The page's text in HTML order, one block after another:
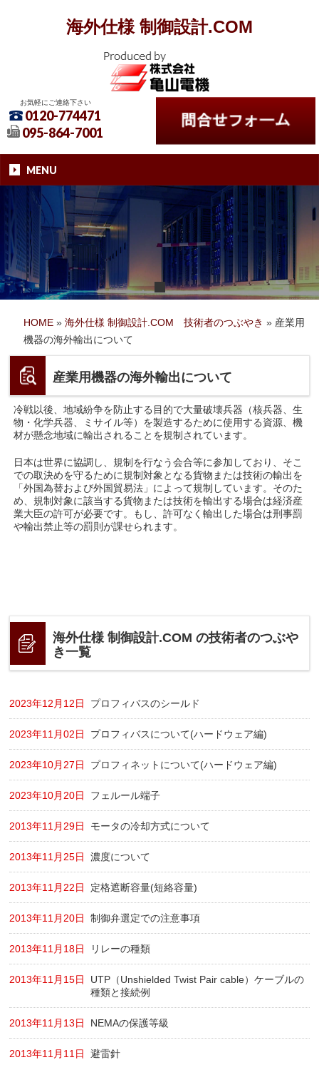
海外仕様 制御設計.COM
お気軽にご連絡下さい
0120-774471
095-864-7001
MENU
HOME »海外仕様 制御設計.COM 技術者のつぶやき » 産業用
機器の海外輸出について
産業用機器の海外輸出について
冷戦以後、地域紛争を防止する目的で大量破壊兵器（核兵器、生
物・化学兵器、ミサイル等）を製造するために使用する資源、機
材が懸念地域に輸出されることを規制されています。
日本は世界に協調し、規制を行なう会合等に参加しており、そこ
での取決めを守るために規制対象となる貨物または技術の輸出を
「外国為替および外国貿易法」によって規制しています。そのた
め、規制対象に該当する貨物または技術を輸出する場合は経済産
業大臣の許可が必要です。もし、許可なく輸出した場合は刑事罰
や輸出禁止等の罰則が課せられます。
海外仕様 制御設計.COM の技術者のつぶや
き一覧
2023年12月12日 プロフィバスのシールド
2023年11月02日 プロフィバスについて(ハードウェア編)
2023年10月27日 プロフィネットについて(ハードウェア編)
2023年10月20日 フェルール端子
2013年11月29日 モータの冷却方式について
2013年11月25日 濃度について
2013年11月22日 定格遮断容量(短絡容量)
2013年11月20日 制御弁選定での注意事項
2013年11月18日 リレーの種類
2013年11月15日
UTP（Unshielded Twist Pair cable）ケーブルの
種類と接続例
2013年11月13日 NEMAの保護等級
2013年11月11日 避雷針